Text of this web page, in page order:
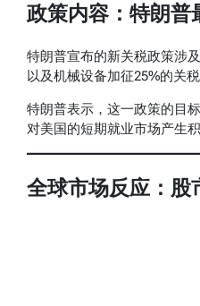
政策内容：特朗普
特朗普宣布的新关税政策涉
以及机械设备加征25%的关
特朗普表示，这一政策的目
对美国的短期就业市场产生
全球市场反应：股